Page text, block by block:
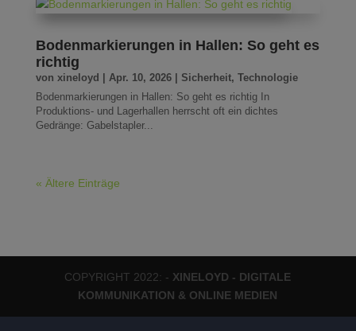
Bodenmarkierungen in Hallen: So geht es
richtig
von xineloyd Apr. 10, 2026| Sicherheit, Technologie
Bodenmarkierungen in Hallen: So geht es richtig In
Produktions- und Lagerhallen herrscht oft ein dichtes
Gedränge: Gabelstapler...
« Ältere Einträge
COPYRIGHT 2022: - XINELOYD - DIGITALE
KOMMUNIKATION & ONLINE MEDIEN